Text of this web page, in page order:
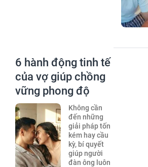
6 hành động tinh tế
của vợ giúp chồng
vững phong độ
Không cần
đến những
giải pháp tốn
kém hay cầu
kỳ, bí quyết
giúp người
đàn ông luôn